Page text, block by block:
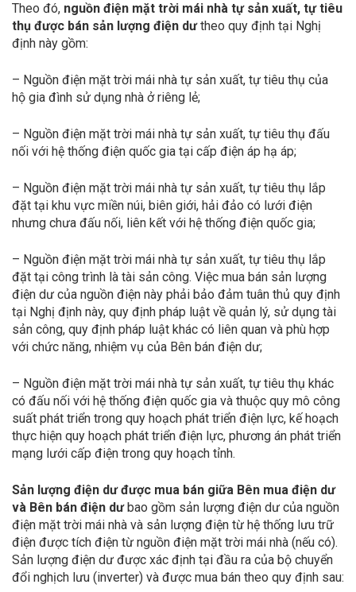
Theo đó, nguồn điện mặt trời mái nhà tự sản xuất, tự tiêu
thụ được bán sản lượng điện dưtheo quy định tại Nghị
định này gồm:
– Nguồn điện mặt trời mái nhà tự sản xuất, tự tiêu thụ của
hộ gia đình sử dụng nhà ở riêng lẻ;
– Nguồn điện mặt trời mái nhà tự sản xuất, tự tiêu thụ đấu
nối với hệ thống điện quốc gia tại cấp điện áp hạ áp;
– Nguồn điện mặt trời mái nhà tự sản xuất, tự tiêu thụ lắp
đặt tại khu vực miền núi, biên giới, hải đảo có lưới điện
nhưng chưa đấu nối, liên kết với hệ thống điện quốc gia;
– Nguồn điện mặt trời mái nhà tự sản xuất, tự tiêu thụ lắp
đặt tại công trình là tài sản công. Việc mua bán sản lượng
điện dư của nguồn điện này phải bảo đảm tuân thủ quy định
tại Nghị định này, quy định pháp luật về quản lý, sử dụng tài
sản công, quy định pháp luật khác có liên quan và phù hợp
với chức năng, nhiệm vụ của Bên bán điện dư;
– Nguồn điện mặt trời mái nhà tự sản xuất, tự tiêu thụ khác
có đấu nối với hệ thống điện quốc gia và thuộc quy mô công
suất phát triển trong quy hoạch phát triển điện lực, kế hoạch
thực hiện quy hoạch phát triển điện lực, phương án phát triển
mạng lưới cấp điện trong quy hoạch tỉnh.
Sản lượng điện dư được mua bán giữa Bên mua điện dư
và Bên bán điện dưbao gồm sản lượng điện dư của nguồn
điện mặt trời mái nhà và sản lượng điện từ hệ thống lưu trữ
điện được tích điện từ nguồn điện mặt trời mái nhà (nếu có).
Sản lượng điện dư được xác định tại đầu ra của bộ chuyển
đổi nghịch lưu (inverter) và được mua bán theo quy định sau: